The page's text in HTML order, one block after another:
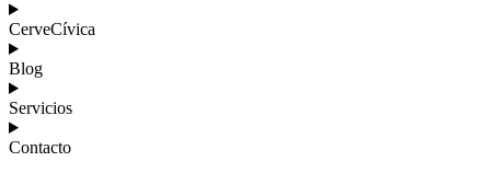
CerveCívica
Blog
Servicios
Contacto